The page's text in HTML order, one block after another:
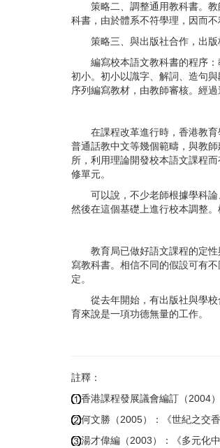
策略二、調整通用教科書。教
科書，由於體系不符學理，因而
策略三、與出版社合作，出版
編寫校本語文教科書的程序：
初小。初小以識字、解詞、造句
序列編寫教材，由教師審核。經
在課程改革進行時，香港教育
普通話教中文等幾個範疇，與教
所，利用理論開發校本語文課程
修單元。
可以說，不少老師根據學科論
然後在這個基礎上進行校本調整
教育局已做好語文課程的定性
寫教科書。相信不同的假設可有
定。
從去年開始，有出版社與學校
育來說是一項功德無量的工作。
註釋：
香港課程發展議會編訂（2004
何文勝（2005）：《世紀之交
湯才偉編（2003）：《多元化